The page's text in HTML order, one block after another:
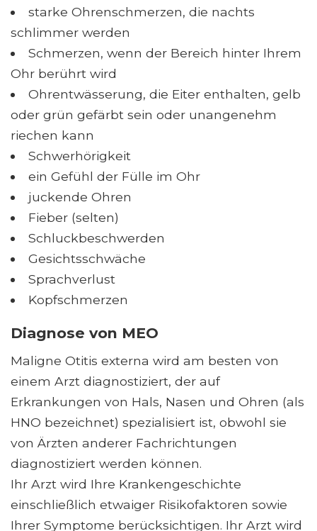
starke Ohrenschmerzen, die nachts
schlimmer werden
Schmerzen, wenn der Bereich hinter Ihrem
Ohr berührt wird
Ohrentwässerung, die Eiter enthalten, gelb
oder grün gefärbt sein oder unangenehm
riechen kann
Schwerhörigkeit
ein Gefühl der Fülle im Ohr
juckende Ohren
Fieber (selten)
Schluckbeschwerden
Gesichtsschwäche
Sprachverlust
Kopfschmerzen
Diagnose von MEO
Maligne Otitis externa wird am besten von
einem Arzt diagnostiziert, der auf
Erkrankungen von Hals, Nasen und Ohren (als
HNO bezeichnet) spezialisiert ist, obwohl sie
von Ärzten anderer Fachrichtungen
diagnostiziert werden können.
Ihr Arzt wird Ihre Krankengeschichte
einschließlich etwaiger Risikofaktoren sowie
Ihrer Symptome berücksichtigen. Ihr Arzt wird